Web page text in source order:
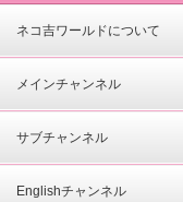
ネコ吉ワールドについて
メインチャンネル
サブチャンネル
Englishチャンネル